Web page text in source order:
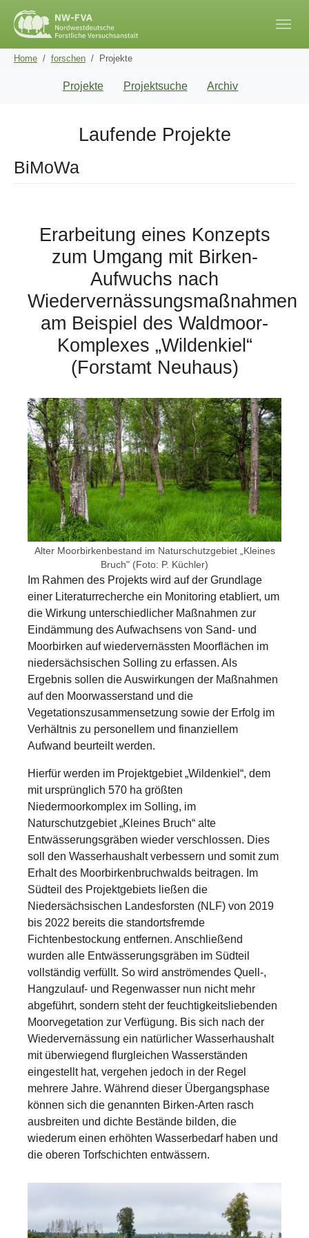
You are here:
Home forschen Projekte
Projekte Projektsuche Archiv
Laufende Projekte
BiMoWa
Erarbeitung eines Konzepts
zum Umgang mit Birken-
Aufwuchs nach
Wiedervernässungsmaßnahmen
am Beispiel des Waldmoor-
Komplexes „Wildenkiel“
(Forstamt Neuhaus)
Show larger version for:
Alter Moorbirkenbestand im Naturschutzgebiet „Kleines
Bruch" (Foto: P. Küchler)
Im Rahmen des Projekts wird auf der Grundlage
einer Literaturrecherche ein Monitoring etabliert, um
die Wirkung unterschiedlicher Maßnahmen zur
Eindämmung des Aufwachsens von Sand- und
Moorbirken auf wiedervernässten Moorflächen im
niedersächsischen Solling zu erfassen. Als
Ergebnis sollen die Auswirkungen der Maßnahmen
auf den Moorwasserstand und die
Vegetationszusammensetzung sowie der Erfolg im
Verhältnis zu personellem und finanziellem
Aufwand beurteilt werden.
Hierfür werden im Projektgebiet „Wildenkiel“, dem
mit ursprünglich 570 ha größten
Niedermoorkomplex im Solling, im
Naturschutzgebiet „Kleines Bruch“ alte
Entwässerungsgräben wieder verschlossen. Dies
soll den Wasserhaushalt verbessern und somit zum
Erhalt des Moorbirkenbruchwalds beitragen. Im
Südteil des Projektgebiets ließen die
Niedersächsischen Landesforsten (NLF) von 2019
bis 2022 bereits die standortsfremde
Fichtenbestockung entfernen. Anschließend
wurden alle Entwässerungsgräben im Südteil
vollständig verfüllt. So wird anströmendes Quell-,
Hangzulauf- und Regenwasser nun nicht mehr
abgeführt, sondern steht der feuchtigkeitsliebenden
Moorvegetation zur Verfügung. Bis sich nach der
Wiedervernässung ein natürlicher Wasserhaushalt
mit überwiegend flurgleichen Wasserständen
eingestellt hat, vergehen jedoch in der Regel
mehrere Jahre. Während dieser Übergangsphase
können sich die genannten Birken-Arten rasch
ausbreiten und dichte Bestände bilden, die
wiederum einen erhöhten Wasserbedarf haben und
die oberen Torfschichten entwässern.